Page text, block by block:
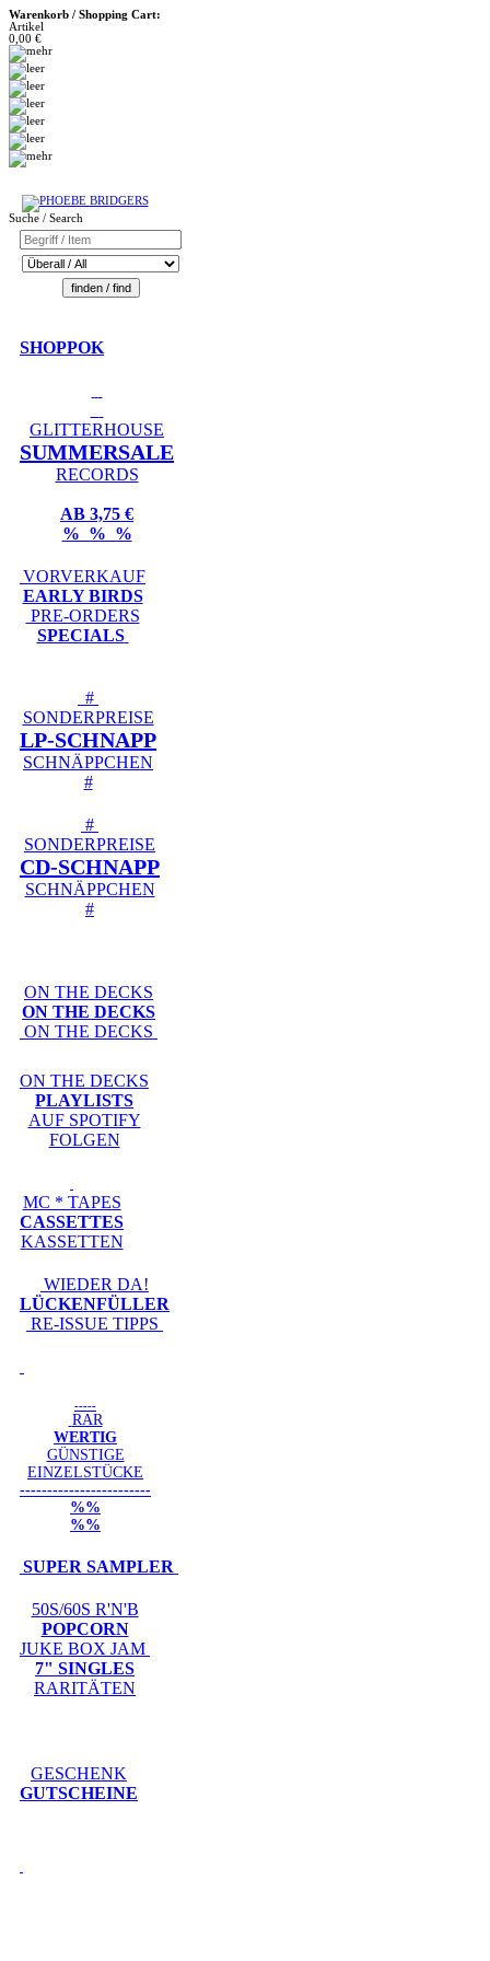
Warenkorb / Shopping Cart:
Artikel
0,00 €
Suche / Search
SHOPPOK
GLITTERHOUSE
SUMMERSALE
RECORDS
AB 3,75 €
% % %
VORVERKAUF
EARLY BIRDS
PRE-ORDERS
SPECIALS
#
SONDERPREISE
LP-SCHNAPP
SCHNÄPPCHEN
#
#
SONDERPREISE
CD-SCHNAPP
SCHNÄPPCHEN
#
ON THE DECKS
ON THE DECKS
ON THE DECKS
ON THE DECKS
PLAYLISTS
AUF SPOTIFY
FOLGEN
MC * TAPES
CASSETTES
KASSETTEN
WIEDER DA!
LÜCKENFÜLLER
RE-ISSUE TIPPS
-----
RAR
WERTIG
GÜNSTIGE
EINZELSTÜCKE
------------------------
%%
%%
SUPER SAMPLER
50S/60S R'N'B
POPCORN
JUKE BOX JAM
7" SINGLES
RARITÄTEN
GESCHENK
GUTSCHEINE